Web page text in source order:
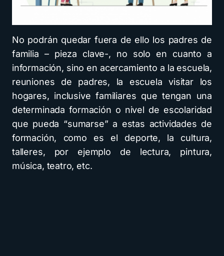
No podrán quedar fuera de ello los padres de
familia – pieza clave-, no solo en cuanto a
información, sino en acercamiento a la escuela,
reuniones de padres, la escuela visitar los
hogares, inclusive familiares que tengan una
determinada formación o nivel de escolaridad
que pueda “sumarse” a estas actividades de
formación, como es el deporte, la cultura,
talleres, por ejemplo de lectura, pintura,
música, teatro, etc.